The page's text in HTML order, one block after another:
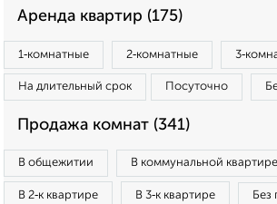
Аренда квартир (175)
1‑комнатные 2‑комнатные
На длительный срок Посуточно
Продажа комнат (341)
В общежитии В коммунальной квартире
В 2‑к квартире В 3‑к квартире Без